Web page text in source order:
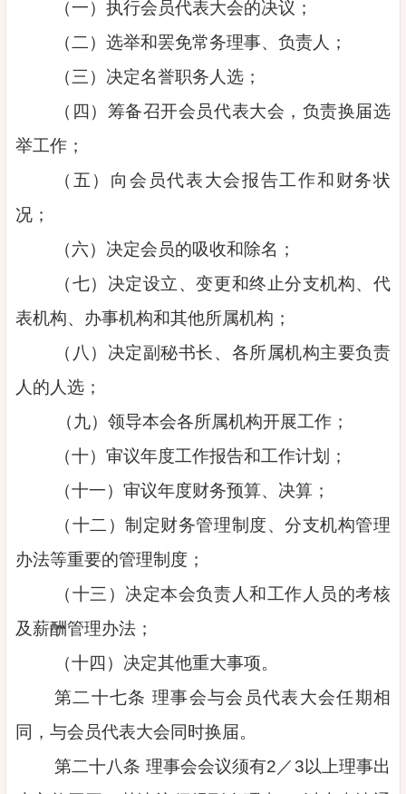
（一）执行会员代表大会的决议；
（二）选举和罢免常务理事、负责人；
（三）决定名誉职务人选；
（四）筹备召开会员代表大会，负责换届选
举工作；
（五）向会员代表大会报告工作和财务状
况；
（六）决定会员的吸收和除名；
（七）决定设立、变更和终止分支机构、代
表机构、办事机构和其他所属机构；
（八）决定副秘书长、各所属机构主要负责
人的人选；
（九）领导本会各所属机构开展工作；
（十）审议年度工作报告和工作计划；
（十一）审议年度财务预算、决算；
（十二）制定财务管理制度、分支机构管理
办法等重要的管理制度；
（十三）决定本会负责人和工作人员的考核
及薪酬管理办法；
（十四）决定其他重大事项。
第二十七条 理事会与会员代表大会任期相
同，与会员代表大会同时换届。
第二十八条 理事会会议须有2／3以上理事出